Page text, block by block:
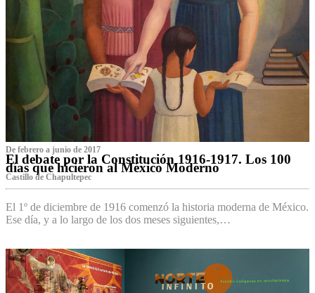
De febrero a junio de 2017
El debate por la Constitución 1916-1917. Los 100
días que hicieron al México Moderno
Castillo de Chapultepec
El 1º de diciembre de 1916 comenzó la historia moderna de México.
Ese día, y a lo largo de los dos meses siguientes,…